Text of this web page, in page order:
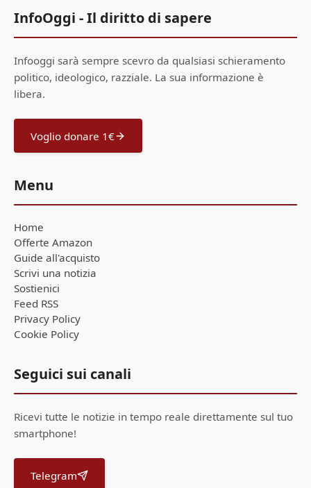
InfoOggi - Il diritto di sapere
Infooggi sarà sempre scevro da qualsiasi schieramento
politico, ideologico, razziale. La sua informazione è
libera.
Voglio donare 1€
Menu
Home
Offerte Amazon
Guide all'acquisto
Scrivi una notizia
Sostienici
Feed RSS
Privacy Policy
Cookie Policy
Seguici sui canali
Ricevi tutte le notizie in tempo reale direttamente sul tuo
smartphone!
Telegram